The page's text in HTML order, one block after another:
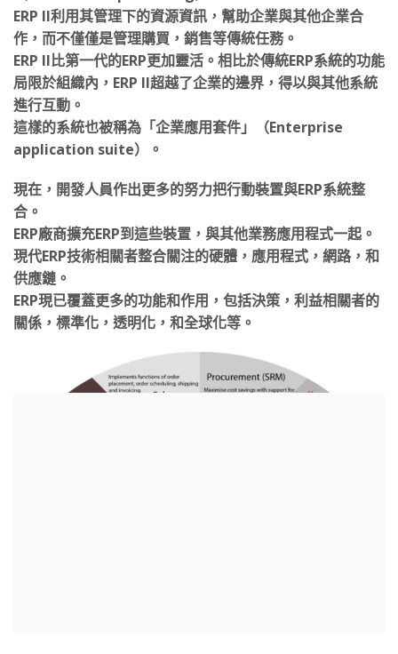
ERP II利用其管理下的資源資訊，幫助企業與其他企業合
作，而不僅僅是管理購買，銷售等傳統任務。
ERP II比第一代的ERP更加靈活。相比於傳統ERP系統的功能
局限於組織內，ERP II超越了企業的邊界，得以與其他系統
進行互動。
這樣的系統也被稱為「企業應用套件」（Enterprise
application suite）。
現在，開發人員作出更多的努力把行動裝置與ERP系統整
合。
ERP廠商擴充ERP到這些裝置，與其他業務應用程式一起。
現代ERP技術相關者整合關注的硬體，應用程式，網路，和
供應鏈。
ERP現已覆蓋更多的功能和作用，包括決策，利益相關者的
關係，標準化，透明化，和全球化等。